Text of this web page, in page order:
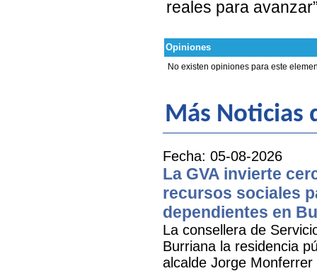
reales para
Opiniones
No existen opiniones para este
Más Noticias
Fecha: 05-08-2026
La GVA invierte
recursos sociales
dependientes en
La consellera de
Burriana la residencia
alcalde Jorge Monferrer